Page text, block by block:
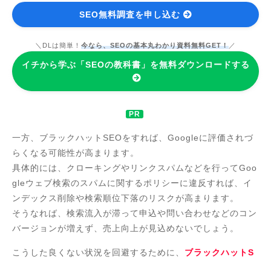
SEO無料調査を申し込む
＼DLは簡単！ 今なら、SEOの基本丸わかり資料無料GET！ ／
イチから学ぶ「SEOの教科書」を無料ダウンロードする
一方、ブラックハットSEOをすれば、Googleに評価されづ
らくなる可能性が高まります。
具体的には、クローキングやリンクスパムなどを行ってGoo
gleウェブ検索のスパムに関するポリシーに違反すれば、イ
ンデックス削除や検索順位下落のリスクが高まります。
そうなれば、検索流入が滞って申込や問い合わせなどのコン
バージョンが増えず、売上向上が見込めないでしょう。
こうした良くない状況を回避するために、 ブラックハットS